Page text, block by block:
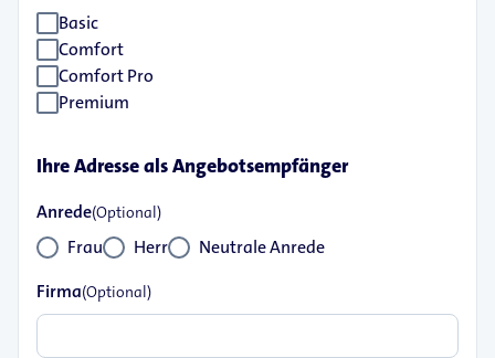
Basic
Comfort
Comfort Pro
Premium
Ihre Adresse als Angebotsempfänger
Anrede(Optional)
Frau Herr
Neutrale Anrede
Firma(Optional)